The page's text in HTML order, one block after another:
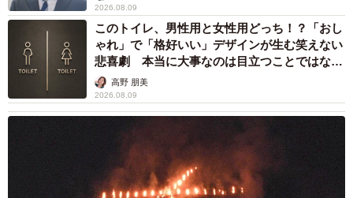
「里親代行を承ります」と言い続けたい
2026.08.09
このトイレ、男性用と女性用どっち！？「おし
ゃれ」で「格好いい」デザインが生む笑えない
悲喜劇 本当に大事なのは目立つことではな
く…高野 朋美
2026.08.09